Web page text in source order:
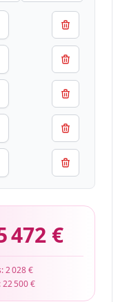
472 €
2 028 €
22 500 €